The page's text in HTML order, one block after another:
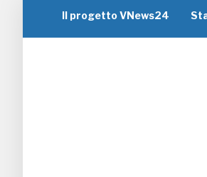
Il progetto VNews24